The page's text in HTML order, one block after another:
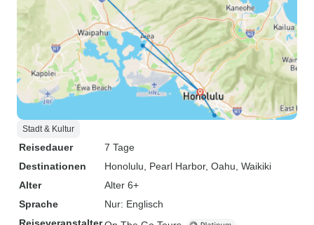
Stadt & Kultur
Reisedauer
7 Tage
Destinationen
Honolulu , Pearl Harbor, Oahu , Waikiki
Alter
Alter 6+
Sprache
Nur: Englisch